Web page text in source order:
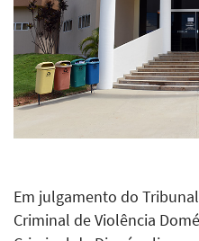
Em julgamento do
Criminal de Violência